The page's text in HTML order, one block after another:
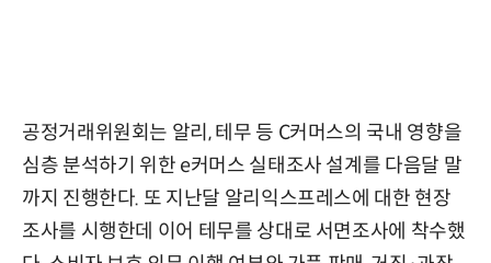
공정거래위원회는 알리, 테무 등 C커머스의 국내 영향을
심층 분석하기 위한 e커머스 실태조사 설계를 다음달 말
까지 진행한다. 또 지난달 알리익스프레스에 대한 현장
조사를 시행한데 이어 테무를 상대로 서면조사에 착수했